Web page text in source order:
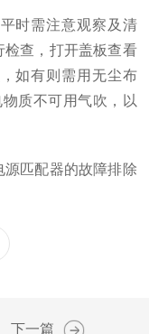
时需注意观察及清
查，打开盖板查看
如有则需用无尘布
质不可用气吹，以
匹配器的故障排除
下一篇